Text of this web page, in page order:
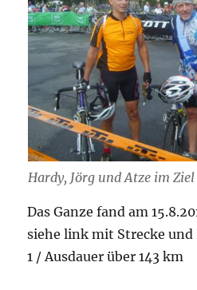
Hardy, Jörg und Atze im
Das Ganze fand am
siehe link mit Strecke
1 / Ausdauer über 143 km